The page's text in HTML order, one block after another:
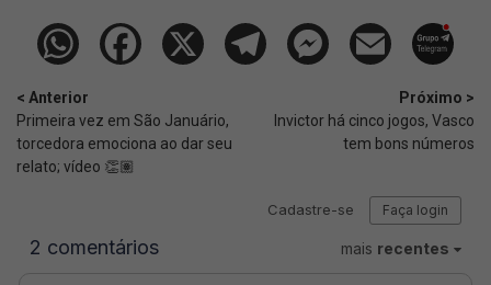
< Anterior
Primeira vez em São Januário,
torcedora emociona ao dar seu
relato; vídeo 👏🏽
Próximo >
Invictor há cinco jogos, Vasco
tem bons números